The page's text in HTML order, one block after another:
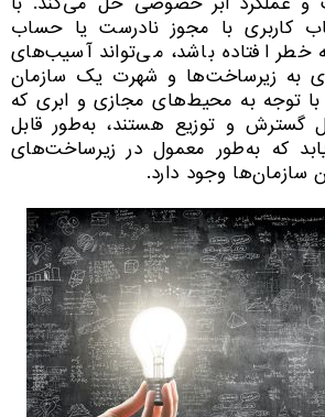
کاربری با مجوز نادرست یا حساب
خطر افتاده باشد، می‌تواند آسیب‌های
به زیرساخت‌ها و شهرت یک سازمان
توجه به محیط‌های مجازی و ابری که
گسترش و توزیع هستند، به‌طور قابل
که به‌طور معمول در زیرساخت‌های
سازمان‌ها وجود دارد.